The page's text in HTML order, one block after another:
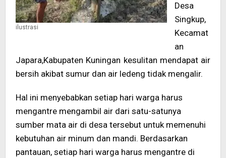
ilustrasi
Desa
Singkup,
Kecamat
an
Japara,Kabupaten Kuningan kesulitan mendapat air
bersih akibat sumur dan air ledeng tidak mengalir.
Hal ini menyebabkan setiap hari warga harus
mengantre mengambil air dari satu-satunya
sumber mata air di desa tersebut untuk memenuhi
kebutuhan air minum dan mandi. Berdasarkan
pantauan, setiap hari warga harus mengantre di